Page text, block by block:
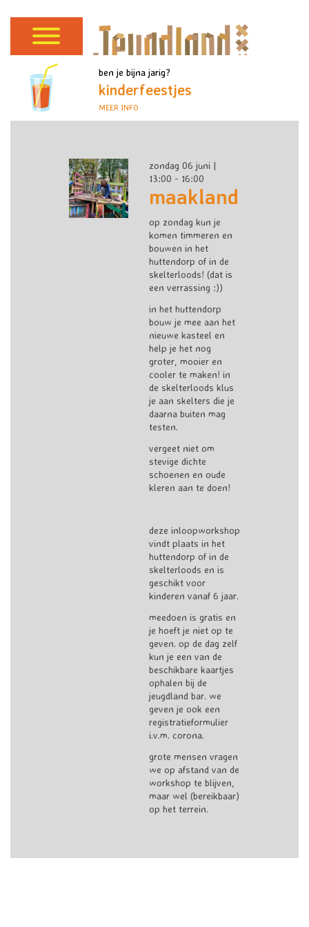
ben je bijna jarig?
kinderfeestjes
MEER INFO
zondag 06 juni |
13:00 - 16:00
maakland
op zondag kun je
komen timmeren en
bouwen in het
huttendorp of in de
skelterloods! (dat is
een verrassing :))
in het huttendorp
bouw je mee aan het
nieuwe kasteel en
help je het nog
groter, mooier en
cooler te maken! in
de skelterloods klus
je aan skelters die je
daarna buiten mag
testen.
vergeet niet om
stevige dichte
schoenen en oude
kleren aan te doen!
deze inloopworkshop
vindt plaats in het
huttendorp of in de
skelterloods en is
geschikt voor
kinderen vanaf 6 jaar.
meedoen is gratis en
je hoeft je niet op te
geven. op de dag zelf
kun je een van de
beschikbare kaartjes
ophalen bij de
jeugdland bar. we
geven je ook een
registratieformulier
i.v.m. corona.
grote mensen vragen
we op afstand van de
workshop te blijven,
maar wel (bereikbaar)
op het terrein.